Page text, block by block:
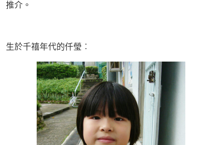
推介。
生於千禧年代的仟瑩︰